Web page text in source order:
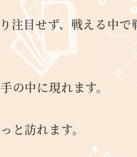
注目せず、戦える中で
の中に現れます。
と訪れます。